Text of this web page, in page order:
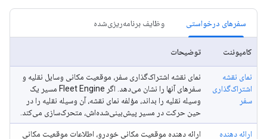
سفرهای درخواستی وظایف برنامه‌ریزی‌شده
کامپوننت توضیحات
نمای نقشه
اشتراک‌گذاری
سفر
نمای نقشه اشتراک‌گذاری سفر، موقعیت مکانی وسایل نقلیه و
سفرهای آنها را نشان می‌دهد. اگر Fleet Engine مسیر یک
وسیله نقلیه را بداند، مؤلفه نمای نقشه، آن وسیله نقلیه را در
حین حرکت در مسیر پیش‌بینی‌شده‌اش، متحرک‌سازی می‌کند.
ارائه دهنده
ارائه دهنده موقعیت مکانی خودرو، اطلاعات موقعیت مکانی